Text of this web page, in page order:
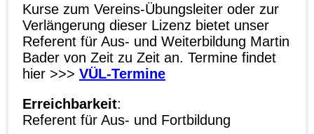
Kurse zum Vereins-Übungsleiter oder zur
Verlängerung dieser Lizenz bietet unser
Referent für Aus- und Weiterbildung Martin
Bader von Zeit zu Zeit an. Termine findet
hier >>> VÜL-Termine
Erreichbarkeit:
Referent für Aus- und Fortbildung